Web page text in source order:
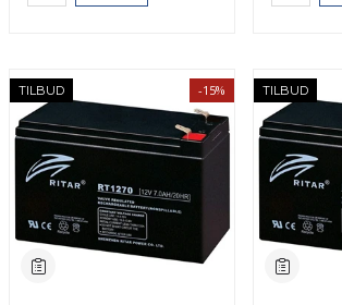
TILBUD -15% TILBUD